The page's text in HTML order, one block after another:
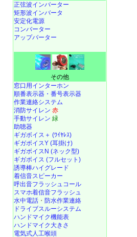
正弦波インバーター
矩形波インバータ
安定化電源
コンバーター
アップバーター
その他
窓口用インターホン
順番表示器・番号表示器
作業連絡システム
消防サイレン 赤
手動サイレン 緑
助聴器
ギガボイス＋ (ﾜｲﾔﾚｽ)
ギガボイスY (耳掛け)
ギガボイスN (ネック型)
ギガボイス (フルセット)
誘導棒ハイグレード
着信音スピーカー
呼出音フラッシュコール
スマホ着信音フラッシュ
水中電話 ・ 防水作業連絡
ドライブスルーシステム
ハンドマイク機能表
ハンドマイク大きさ
電気式人工喉頭